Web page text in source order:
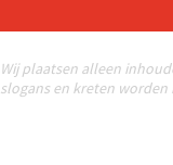
Wij plaatsen alleen
slogans en kreten